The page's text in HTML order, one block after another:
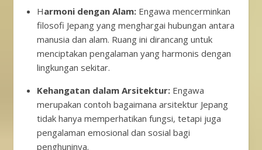
Harmoni dengan Alam: Engawa mencerminkan
filosofi Jepang yang menghargai hubungan antara
manusia dan alam. Ruang ini dirancang untuk
menciptakan pengalaman yang harmonis dengan
lingkungan sekitar.
Kehangatan dalam Arsitektur: Engawa
merupakan contoh bagaimana arsitektur Jepang
tidak hanya memperhatikan fungsi, tetapi juga
pengalaman emosional dan sosial bagi
penghuninya.